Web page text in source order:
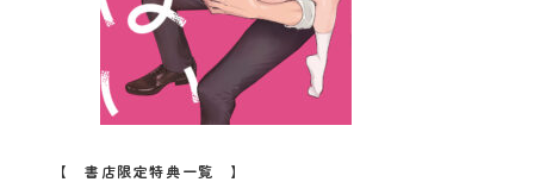
【 書店限定特典一覧 】